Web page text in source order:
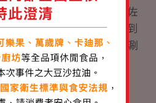
經典螺旋造型的可樂果，佐
以海苔鹽之花口味，吃得到
豌豆自然香氣，越吃越涮
嘴、好吃停不下來！
可樂果檸檬玫瑰鹽口味